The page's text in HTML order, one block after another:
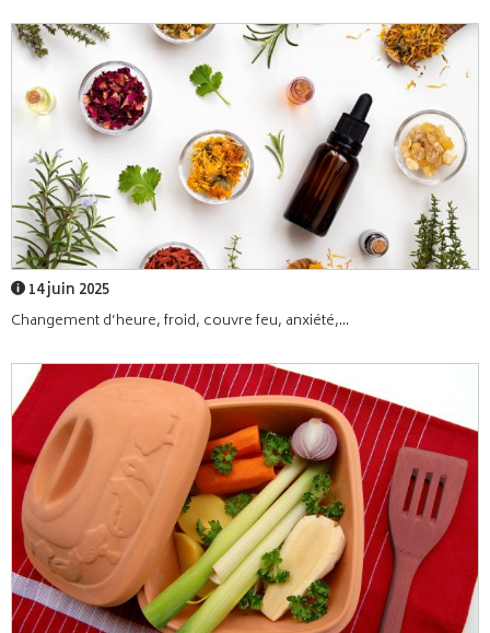
14 juin 2025
Changement d’heure, froid, couvre feu, anxiété,...